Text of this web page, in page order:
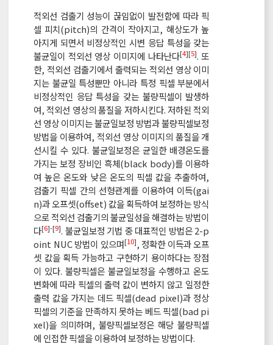
적외선 검출기 성능이 끊임없이 발전함에 따라 픽
셀 피치(pitch)의 간격이 작아지고, 해상도가 높
아지게 되면서 비정상적인 시변 응답 특성을 갖는
불균일이 적외선 영상 이미지에 나타난다[4][5]. 또
한, 적외선 검출기에서 출력되는 적외선 영상 이미
지는 불균일 특성뿐만 아니라 특정 픽셀 부분에서
비정상적인 응답 특성을 갖는 불량픽셀이 발생하
여, 적외선 영상의 품질을 저하시킨다. 저하된 적외
선 영상 이미지는 불균일보정 방법과 불량픽셀보정
방법을 이용하여, 적외선 영상 이미지의 품질을 개
선시킬 수 있다. 불균일보정은 균일한 배경온도를
가지는 보정 장비인 흑체(black body)를 이용하
여 높은 온도와 낮은 온도의 픽셀 값을 추출하여,
검출기 픽셀 간의 선형관계를 이용하여 이득(gai
n)과 오프셋(offset) 값을 획득하여 보정하는 방식
으로 적외선 검출기의 불균일성을 해결하는 방법이
다[6]-[9]. 불균일보정 기법 중 대표적인 방법은 2-p
oint NUC 방법이 있으며[10], 정확한 이득과 오프
셋 값을 획득 가능하고 구현하기 용이하다는 장점
이 있다. 불량픽셀은 불균일보정을 수행하고 온도
변화에 따라 픽셀의 출력 값이 변하지 않고 일정한
출력 값을 가지는 데드 픽셀(dead pixel)과 정상
픽셀의 기준을 만족하지 못하는 베드 픽셀(bad pi
xel)을 의미하며, 불량픽셀보정은 해당 불량픽셀
에 인접한 픽셀을 이용하여 보정하는 방법이다.